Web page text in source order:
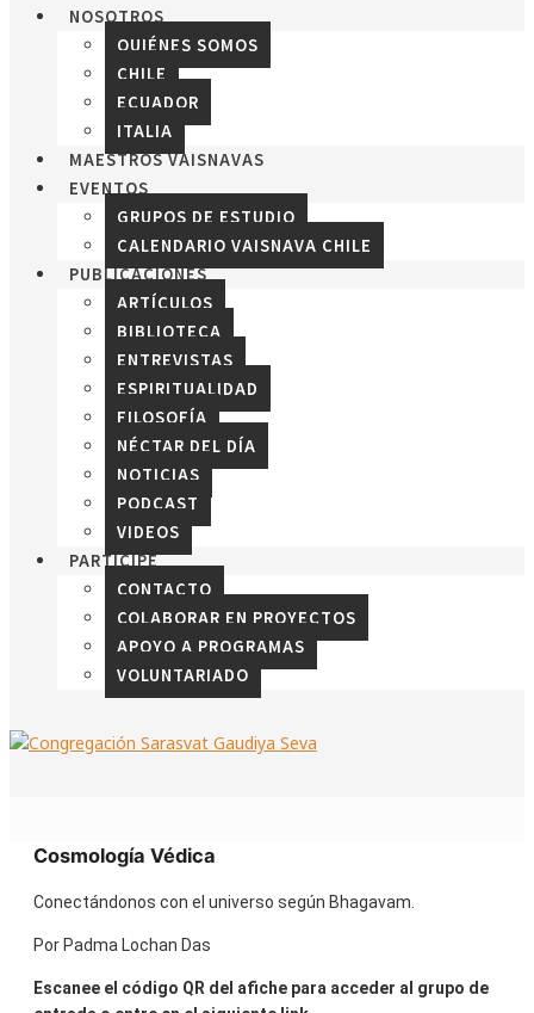
NOSOTROS
QUIÉNES SOMOS
CHILE
ECUADOR
ITALIA
MAESTROS VAISNAVAS
EVENTOS
GRUPOS DE ESTUDIO
CALENDARIO VAISNAVA CHILE
PUBLICACIONES
ARTÍCULOS
BIBLIOTECA
ENTREVISTAS
ESPIRITUALIDAD
FILOSOFÍA
NÉCTAR DEL DÍA
NOTICIAS
PODCAST
VIDEOS
PARTICIPE
CONTACTO
COLABORAR EN PROYECTOS
APOYO A PROGRAMAS
VOLUNTARIADO
Cosmología Védica
Conectándonos con el universo según Bhagavam.
Por Padma Lochan Das
Escanee el código QR del afiche para acceder al grupo de